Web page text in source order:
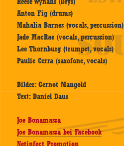
Anton Fig (drums)
Mahalia Barnes (vocals, percussion)
Jade MacRae (vocals, percussion)
Lee Thornburg (trumpet, vocals)
Paulie Cerra (saxofone, vocals)
Bilder: Gernot Mangold
Text: Daniel Daus
Joe Bonamassa
Joe Bonamassa bei Facebook
Netinfect Promotion